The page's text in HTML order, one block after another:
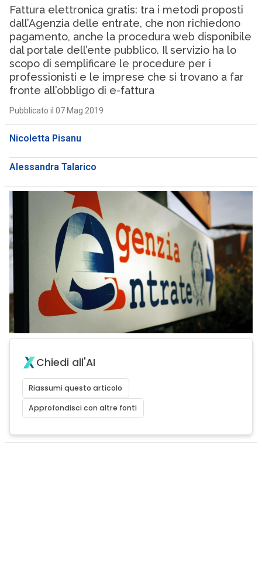
Fattura elettronica gratis: tra i metodi proposti
dall’Agenzia delle entrate, che non richiedono
pagamento, anche la procedura web disponibile
dal portale dell’ente pubblico. Il servizio ha lo
scopo di semplificare le procedure per i
professionisti e le imprese che si trovano a far
fronte all’obbligo di e-fattura
Pubblicato il 07 Mag 2019
Nicoletta Pisanu
Alessandra Talarico
Chiedi all'AI
Riassumi questo articolo
Approfondisci con altre fonti